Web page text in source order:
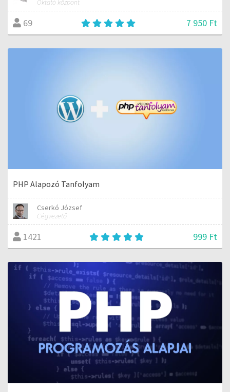
Oktató központ
69 7 950 Ft
PHP Alapozó Tanfolyam
Cserkó József
Cégvezető
1421 999 Ft